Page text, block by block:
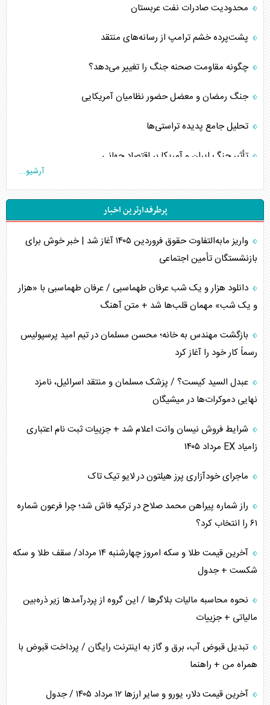
محدودیت صادرات نفت عربستان
پشت‌پرده خشم ترامپ از رسانه‌های منتقد
چگونه مقاومت صحنه جنگ را تغییر می‌دهد؟
جنگ رمضان و معضل حضور نظامیان آمریکایی
تحلیل جامع پدیده تراستی‌ها
تأثیر جنگ ایران و آمریکا بر اقتصاد جهانی
اربعین، کابوس مشترک تل‌آویو-واشنگتن
برنامه هفتم توسعه در نقطه کور سیاستگذاری
اوکراین بازوی مخرب آمریکا در غرب آسیا
اهمیت راهبردی اردن برای آمریکا
پیام، ظرفیت بالفعل‌نشده تجارت ایران
همسویی عربستان با سنتکام علیه متحدان ایران
ترامپ و توهم خلع سلاح حماس
چرا کویت به دنبال شریک امنیتی جدید است؟
اعتراف غرب به قدرت ایران در تثبیت معادلات
خطای راهبردی ترامپ مقابل برزیل
آرشیو...
پرطرفدارترین اخبار
واریز مابه‌التفاوت حقوق فروردین ۱۴۰۵ آغاز شد | خبر خوش برای
بازنشستگان تأمین اجتماعی
دانلود هزار و یک شب عرفان طهماسبی / عرفان طهماسبی با «هزار
و یک شب» مهمان قلب‌ها شد + متن آهنگ
بازگشت مهندس به خانه؛ محسن مسلمان در تیم امید پرسپولیس
رسماً کار خود را آغاز کرد
عبدل السید کیست؟ / پزشک مسلمان و منتقد اسرائیل، نامزد
نهایی دموکرات‌ها در میشیگان
شرایط فروش نیسان وانت اعلام شد + جزییات ثبت نام اعتباری
زامیاد EX مرداد ۱۴۰۵
ماجرای خودآزاری پرز هیلتون در لایو تیک تاک
راز شماره پیراهن محمد صلاح در ترکیه فاش شد؛ چرا فرعون شماره
۶۱ را انتخاب کرد؟
آخرین قیمت طلا و سکه امروز چهارشنبه ۱۴ مرداد/ سقف طلا و سکه
شکست + جدول
نحوه محاسبه مالیات بلاگر‌ها / این گروه از پردرآمد‌ها زیر ذره‌بین
مالیاتی + جزییات
تبدیل قبوض آب، برق و گاز به اینترنت رایگان / پرداخت قبوض با
همراه من + راهنما
آخرین قیمت دلار، یورو و سایر ارز‌ها ۱۲ مرداد ۱۴۰۵ / جدول